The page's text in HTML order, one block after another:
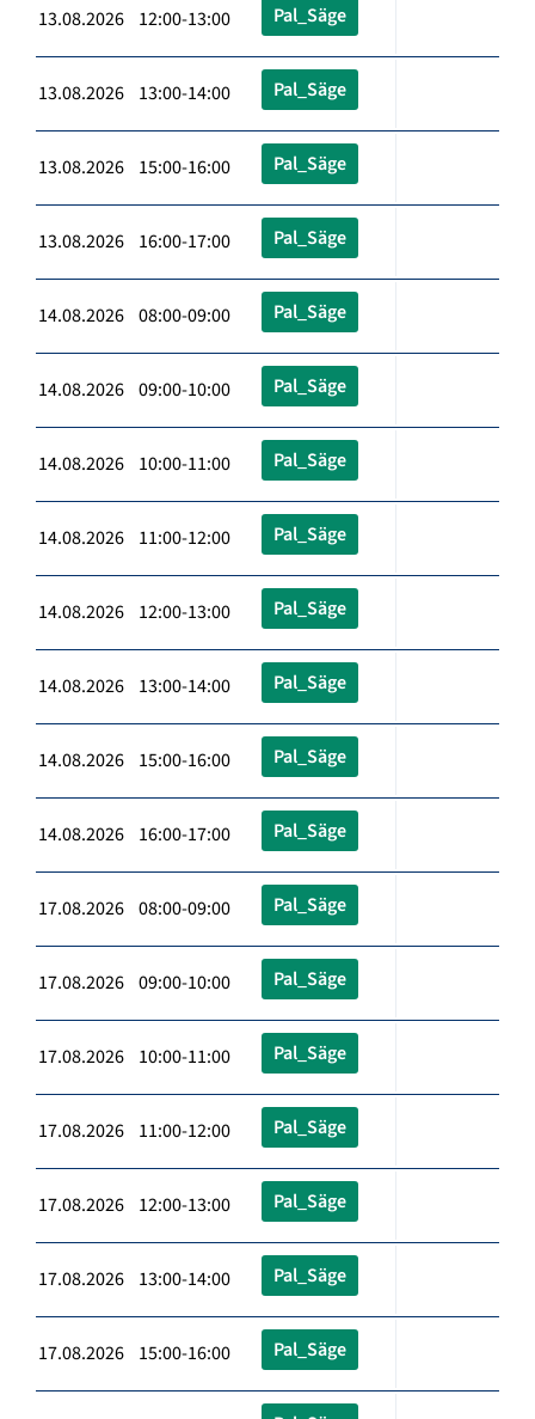
13.08.2026 12:00-13:00 Pal_Säge
13.08.2026 13:00-14:00 Pal_Säge
13.08.2026 15:00-16:00 Pal_Säge
13.08.2026 16:00-17:00 Pal_Säge
14.08.2026 08:00-09:00 Pal_Säge
14.08.2026 09:00-10:00 Pal_Säge
14.08.2026 10:00-11:00 Pal_Säge
14.08.2026 11:00-12:00 Pal_Säge
14.08.2026 12:00-13:00 Pal_Säge
14.08.2026 13:00-14:00 Pal_Säge
14.08.2026 15:00-16:00 Pal_Säge
14.08.2026 16:00-17:00 Pal_Säge
17.08.2026 08:00-09:00 Pal_Säge
17.08.2026 09:00-10:00 Pal_Säge
17.08.2026 10:00-11:00 Pal_Säge
17.08.2026 11:00-12:00 Pal_Säge
17.08.2026 12:00-13:00 Pal_Säge
17.08.2026 13:00-14:00 Pal_Säge
17.08.2026 15:00-16:00 Pal_Säge